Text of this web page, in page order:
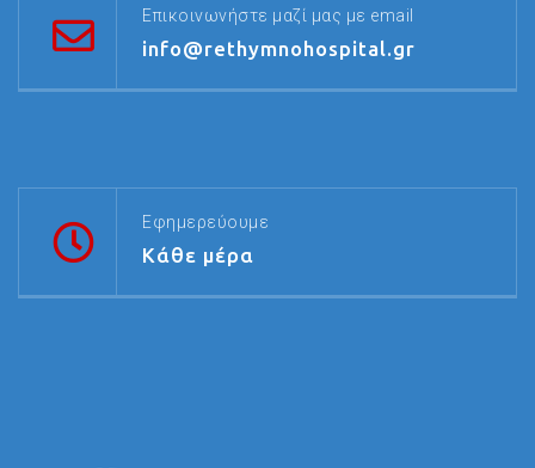
Επικοινωνήστε μαζί μας με email
info@rethymnohospital.gr
Εφημερεύουμε
Κάθε μέρα